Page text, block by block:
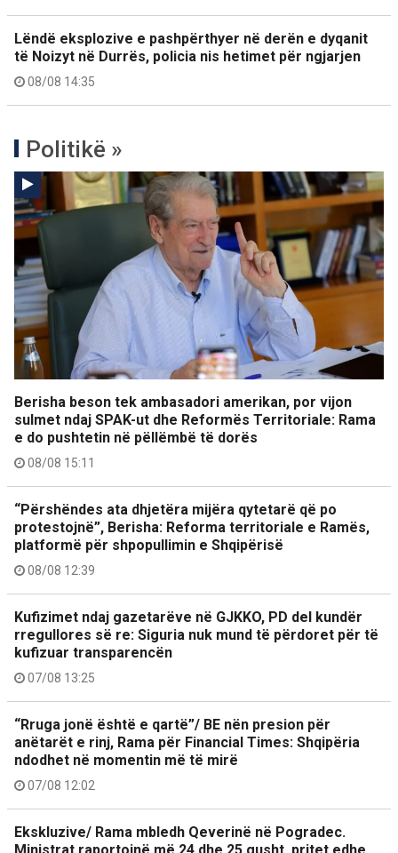
Lëndë eksplozive e pashpërthyer në derën e dyqanit
të Noizyt në Durrës, policia nis hetimet për ngjarjen
08/08 14:35
Politikë »
Berisha beson tek ambasadori amerikan, por vijon
sulmet ndaj SPAK-ut dhe Reformës Territoriale: Rama
e do pushtetin në pëllëmbë të dorës
08/08 15:11
“Përshëndes ata dhjetëra mijëra qytetarë që po
protestojnë”, Berisha: Reforma territoriale e Ramës,
platformë për shpopullimin e Shqipërisë
08/08 12:39
Kufizimet ndaj gazetarëve në GJKKO, PD del kundër
rregullores së re: Siguria nuk mund të përdoret për të
kufizuar transparencën
07/08 13:25
“Rruga jonë është e qartë”/ BE nën presion për
anëtarët e rinj, Rama për Financial Times: Shqipëria
ndodhet në momentin më të mirë
07/08 12:02
Ekskluzive/ Rama mbledh Qeverinë në Pogradec.